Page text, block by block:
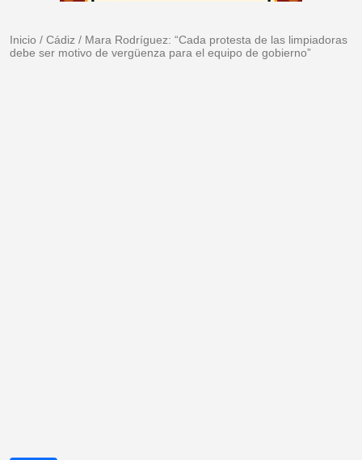
Inicio / Cádiz / Mara Rodríguez: “Cada protesta de las limpiadoras
debe ser motivo de vergüenza para el equipo de gobierno”